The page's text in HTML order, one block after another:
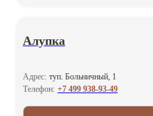
Алупка
Адрес: туп. Больничный, 1
Телефон: +7 499 938-93-49